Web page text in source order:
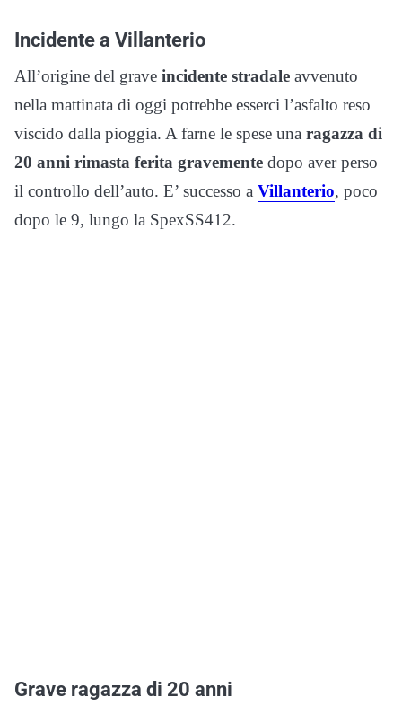
Incidente a Villanterio
All’origine del grave incidente stradale avvenuto
nella mattinata di oggi potrebbe esserci l’asfalto reso
viscido dalla pioggia. A farne le spese una ragazza di
20 anni rimasta ferita gravemente dopo aver perso
il controllo dell’auto. E’ successo a Villanterio, poco
dopo le 9, lungo la SpexSS412.
Grave ragazza di 20 anni